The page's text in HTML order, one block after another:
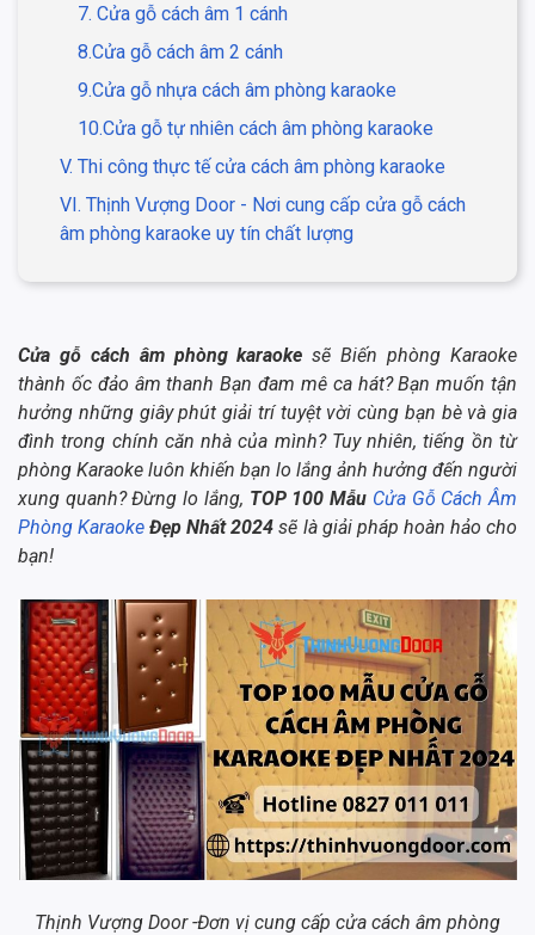
7. Cửa gỗ cách âm 1 cánh
8.Cửa gỗ cách âm 2 cánh
9.Cửa gỗ nhựa cách âm phòng karaoke
10.Cửa gỗ tự nhiên cách âm phòng karaoke
V. Thi công thực tế cửa cách âm phòng karaoke
VI. Thịnh Vượng Door - Nơi cung cấp cửa gỗ cách
âm phòng karaoke uy tín chất lượng
Cửa gỗ cách âm phòng karaoke sẽ Biến phòng Karaoke
thành ốc đảo âm thanh Bạn đam mê ca hát? Bạn muốn tận
hưởng những giây phút giải trí tuyệt vời cùng bạn bè và gia
đình trong chính căn nhà của mình? Tuy nhiên, tiếng ồn từ
phòng Karaoke luôn khiến bạn lo lắng ảnh hưởng đến người
xung quanh? Đừng lo lắng, TOP 100 Mẫu Cửa Gỗ Cách Âm
Phòng Karaoke Đẹp Nhất 2024sẽ là giải pháp hoàn hảo cho
bạn!
Thịnh Vượng Door -Đơn vị cung cấp cửa cách âm phòng